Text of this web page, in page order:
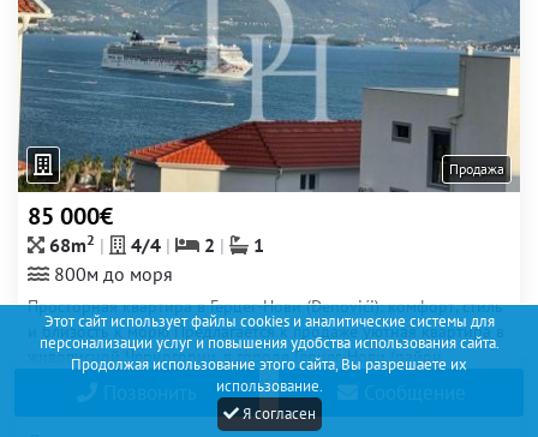
Этот сайт использует файлы cookies и аналитические системы для
персонализации услуг и повышения удобства использования сайта.
Продолжая использование этого сайта, Вы разрешаете их
использование.
Я согласен
Продажа
85 000€
68m2 4/4 2
1
800м до моря
Просторная квартира в Герцег-Нови (Đenovići): комфорт, стиль
и близость к морю Предлагается к продаже уютная квартира в
живописной Черногории, в городе Герцег-Нови (район
Đenovići). Эта квартира станет идеальным вариантом для
отдыха, проживания...
Позвонить Сообщение